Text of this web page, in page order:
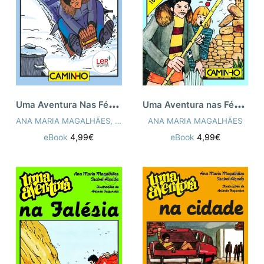
U
ma Aventura Nas Férias Da Páscoa
ANA MARIA MAGALHÃES, ISABEL ALÇADA
eBook4,99€
U
ma Aventura nas Férias de Natal
ANA MARIA MAGALHÃES
eBook 4,99€